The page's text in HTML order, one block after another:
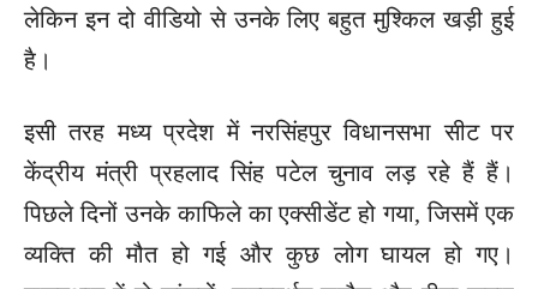
लेकिन इन दो वीडियो से उनके लिए बहुत मुश्किल खड़ी हुई
है।
इसी तरह मध्य प्रदेश में नरसिंहपुर विधानसभा सीट पर
केंद्रीय मंत्री प्रहलाद सिंह पटेल चुनाव लड़ रहे हैं हैं।
पिछले दिनों उनके काफिले का एक्सीडेंट हो गया, जिसमें एक
व्यक्ति की मौत हो गई और कुछ लोग घायल हो गए।